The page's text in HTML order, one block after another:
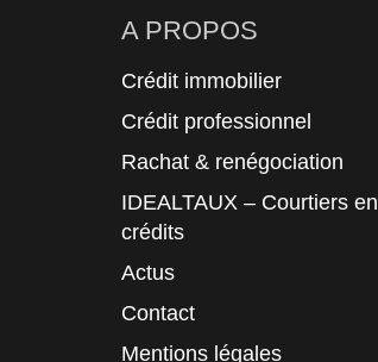
A PROPOS
Crédit immobilier
Crédit professionnel
Rachat & renégociation
IDEALTAUX – Courtiers en
crédits
Actus
Contact
Mentions légales